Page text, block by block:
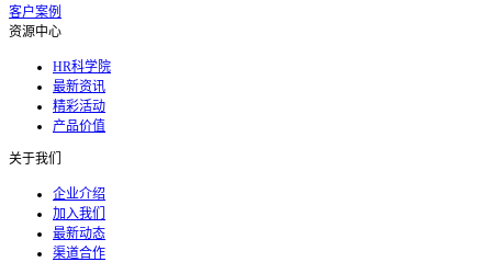
客户案例
资源中心
HR科学院
最新资讯
精彩活动
产品价值
关于我们
企业介绍
加入我们
最新动态
渠道合作